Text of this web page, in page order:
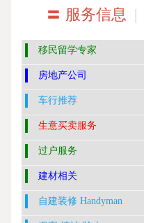
〓 服务信息 |
移民留学专家
房地产公司
车行推荐
生意买卖服务
过户服务
建材相关
自建装修 Handyman